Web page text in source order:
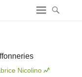
Nicolino